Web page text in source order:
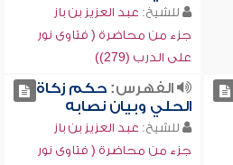
للشيخ: عبد العزيز بن باز
جزء من محاضرة ( فتاوى نور
على الدرب (279))
الفهرس:حكم زكاة
الحلي وبيان نصابه
للشيخ: عبد العزيز بن باز
جزء من محاضرة ( فتاوى نور